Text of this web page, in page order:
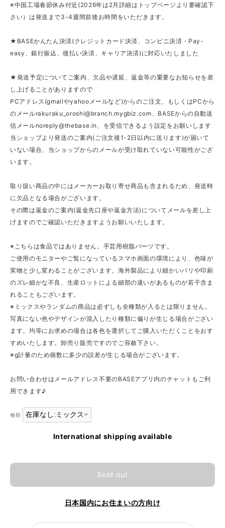
※中国工場春節休み付近(2026年は2月詳細はトップページより要確認下
さい）は発送まで3-4週間前後お時間をいただきます。
★BASEかんたん決済(クレジットカード決済、コンビニ決済・Pay-
easy、銀行振込、後払い決済、キャリア決済)に対応いたしました
★発送予定についてご案内、欠品や遅延、返金等の重要なお知らせを差
し上げることがありますので
PCアドレス(gmailやyahooメールなど)からのご注文、もしくはPCから
のメールrakuraku_oroshi@branch.mygbiz.com 、BASEからの自動送
信メールnoreply@thebase.in
、を受信できるよう設定をお願いします
当ショップより発送のご案内(ご注文後1-2日以内に送ります)が届いて
いない場合、当ショップからのメールが受け取れていない可能性がござ
います。
取り扱い商品の中にはメーカーお取り寄せ商品も含まれるため、発送時
に欠品となる場合がございます。
その際は返金のご案内(返金先口座や返金方法)についてメールを差し上
げますのでご確認いただきますようお願いいたします。
※こちらは食品ではありません。手芸用樹脂パーツです。
ご使用のモニターやご覧になっているスマホ画面の環境により、色味が
実物と少し変わることがございます。海外製品により細かいバリや印刷
のズレ細かな不良、生産ロットによる細部の違いがあるものが若干含ま
れることもございます。
※ミックスやランダムの商品は必ずしも全種類が入るとは限りません。
写真にない色やデザインが混入したり種類に偏りが生じる場合がござい
ます。均等にお求めの場合は各色を選択してご購入いただくことをおす
すめいたします。卸売り販売ですのでご容赦下さい。
※g計量のため個数に多少の誤差が生じる場合がございます。
お問い合わせはメールアドレス不要のBASEアプリ内のチャットもご利
用できます♪
種類
International shipping available
Sold out
日本国内にお住まいの方向け